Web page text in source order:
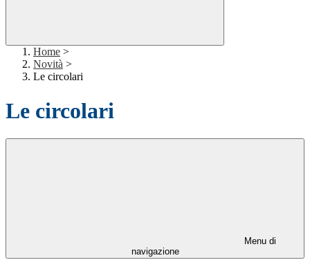
Home >
Novità >
Le circolari
Le circolari
Menu di
navigazione